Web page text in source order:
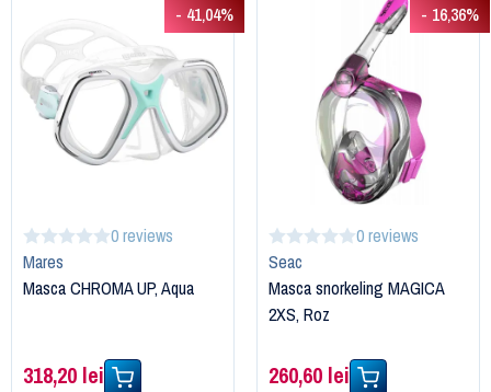
- 41,04%
0 reviews
Mares
Masca CHROMA UP, Aqua
318,20 lei
- 16,36%
0 reviews
Seac
Masca snorkeling MAGICA
2XS, Roz
260,60 lei